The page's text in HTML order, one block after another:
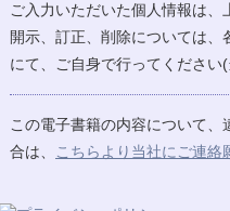
ご入力いただいた個人情報は
開示、訂正、削除については
にて、ご自身で行ってください
この電子書籍の内容について
合は、
こちらより当社にご連絡